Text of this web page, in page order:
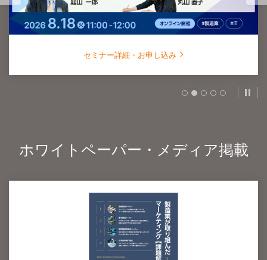
セミナー詳細・お申し込み
ホワイトペーパー・メディア掲載